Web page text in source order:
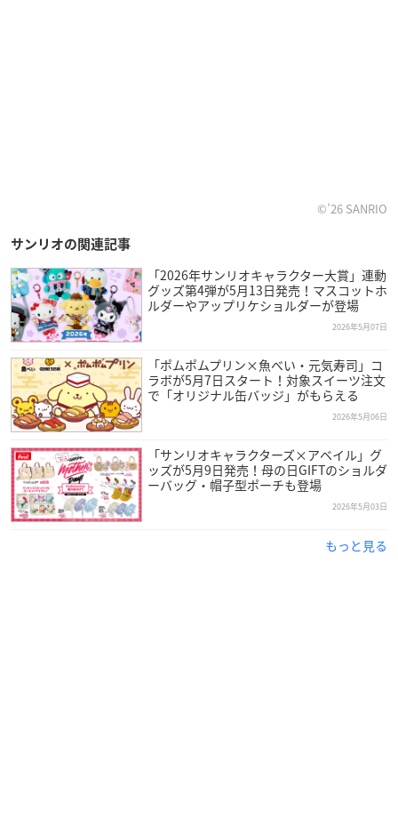
©’26 SANRIO
サンリオの関連記事
「2026年サンリオキャラクター大賞」連動
グッズ第4弾が5月13日発売！マスコットホ
ルダーやアップリケショルダーが登場
2026年5月07日
「ポムポムプリン×魚べい・元気寿司」コ
ラボが5月7日スタート！対象スイーツ注文
で「オリジナル缶バッジ」がもらえる
2026年5月06日
「サンリオキャラクターズ×アベイル」グ
ッズが5月9日発売！母の日GIFTのショルダ
ーバッグ・帽子型ポーチも登場
2026年5月03日
もっと見る